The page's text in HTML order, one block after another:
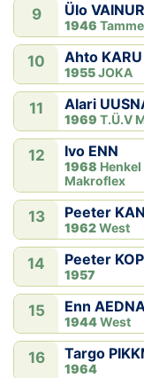
9 Ülo
1946
10 Ahto KARU
1955JOKA
11 Alari
1969 T.Ü.V
12 Ivo ENN
1968 Henkel
Makroflex
13 Peeter
1962West
14 Peeter
1957
15 Enn
1944West
16 Targo
1964